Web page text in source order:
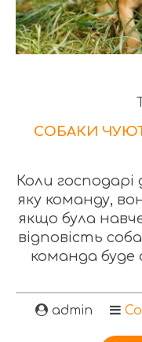
СОБАКИ
Коли
яку команду,
якщо була
відповість
команда буде
admin